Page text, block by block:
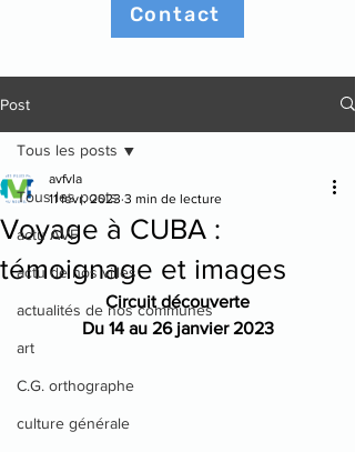
Contact
Post
Tous les posts
actu AVF
actu de nos villes
actualités de nos communes
art
C.G. orthographe
culture générale
Tous les posts
Voyage à CUBA :
témoignage et images
avfvla
11 févr. 2023 3 min de lecture
Circuit découverte
Du 14 au 26 janvier 2023